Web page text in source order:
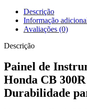
Descrição
Informação
Avaliações (0)
Descrição
Painel de
Honda CB
Durabilidade